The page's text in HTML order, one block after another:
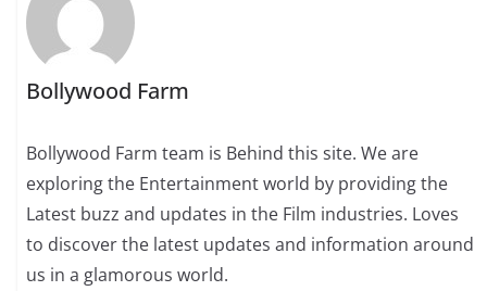
Bollywood Farm
Bollywood Farm team is Behind this site. We are
exploring the Entertainment world by providing the
Latest buzz and updates in the Film industries. Loves
to discover the latest updates and information around
us in a glamorous world.